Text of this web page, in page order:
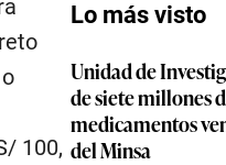
100,
Lo más visto
Unidad de
de siete millones
medicamentos
del Minsa